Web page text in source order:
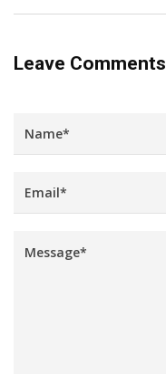
Leave Comments